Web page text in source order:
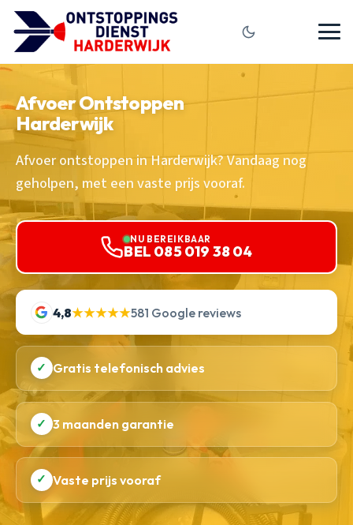
Afvoer Ontstoppen
Harderwijk
Afvoer ontstoppen in Harderwijk? Vandaag nog
geholpen, met een vaste prijs vooraf.
NU BEREIKBAAR
BEL 085 019 38 04
4,8★★★★★581 Google reviews
✓ Gratis telefonisch advies
✓ 3 maanden garantie
✓ Vaste prijs vooraf